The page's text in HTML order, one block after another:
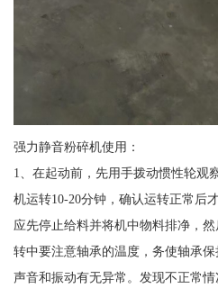
强力静音粉碎机使用：
1、在起动前，先用手拨动惯性轮观
机运转10-20分钟，确认运转正常后
应先停止给料并将机中物料排净，
转中要注意轴承的温度，务使轴承
声音和振动有无异常。发现不正常